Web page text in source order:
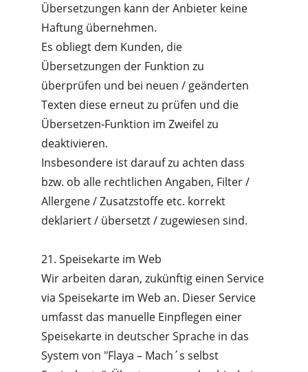
Übersetzungen kann der Anbieter keine
Haftung übernehmen.
Es obliegt dem Kunden, die
Übersetzungen der Funktion zu
überprüfen und bei neuen / geänderten
Texten diese erneut zu prüfen und die
Übersetzen-Funktion im Zweifel zu
deaktivieren.
Insbesondere ist darauf zu achten dass
bzw. ob alle rechtlichen Angaben, Filter /
Allergene / Zusatzstoffe etc. korrekt
deklariert / übersetzt / zugewiesen sind.
21. Speisekarte im Web
Wir arbeiten daran, zukünftig einen Service
via Speisekarte im Web an. Dieser Service
umfasst das manuelle Einpflegen einer
Speisekarte in deutscher Sprache in das
System von "Flaya – Mach´s selbst